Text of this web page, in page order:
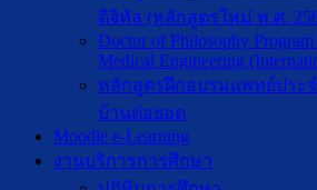
ดิจิทัล (หลักสูตรใหม่ พ.ศ.
Doctor of Philosophy
Medical Engineering
หลักสูตรฝึกอบรมแพทย์ประ
บ้านต่อยอด
Moodle e-Learning
งานบริการการศึกษา